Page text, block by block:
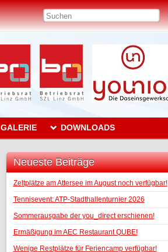
GALERIE DOWNLOADS
Neueste Beiträge
Zeltplätze am Attersee im August noch verfügbar!
Tennisevent: ATP-Stadthallenturnier 2026
Sommerausgabe der you_direct erschienen!
Ermäßigung im AEC Restaurant QUBE!
Wenige Restplätze für Feriencamp verfügbar!